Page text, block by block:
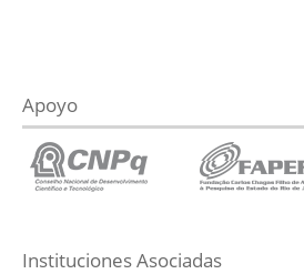
Apoyo
Instituciones Asociadas